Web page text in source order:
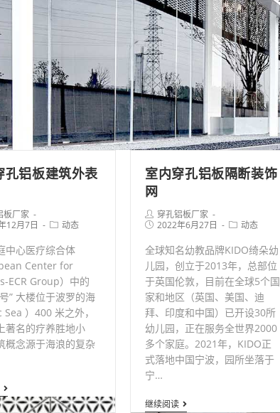
孔铝板建筑外表
板厂家
12月7日
Post动态
中心医疗综合体
Center for
ECR Group）中的
” 大楼位于波罗的海
Sea ）400 米之外，
著名的疗养胜地小
概念源于海浪的复杂
白
色
室内穿孔铝板隔断装饰
网
Post
author:
穿孔铝板厂家
Post2022年6月27日
Post动态
全球知名幼教品牌KIDO绮朵幼
儿园，创立于2013年，总部位
于英国伦敦，目前在全球5个国
家和地区（英国、美国、迪
拜、印度和中国）已开设30所
幼儿园，正在服务全世界2000
多个家庭。2021年，KIDO正
式落地中国宁波，园所坐落于
宁…
继续阅读
室